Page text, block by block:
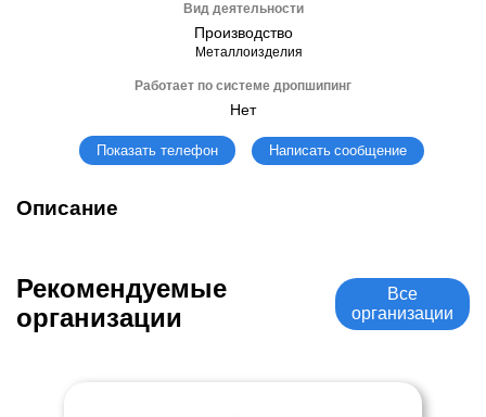
Вид деятельности
Производство
Металлоизделия
Работает по системе дропшипинг
Нет
Показать телефон Написать сообщение
Описание
Рекомендуемые
организации
Все
организации